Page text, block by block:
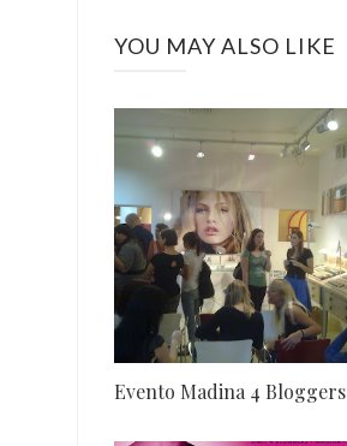
YOU MAY ALSO LIKE
Evento Madina 4 Bloggers